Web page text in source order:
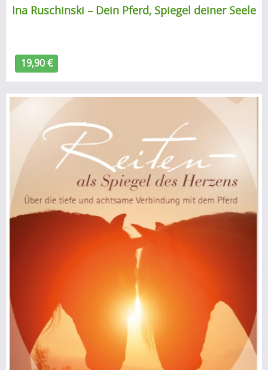
.A
r
i
.
.
.
Ina Ruschinski – Dein Pferd, Spiegel deiner Seele
19,90 €